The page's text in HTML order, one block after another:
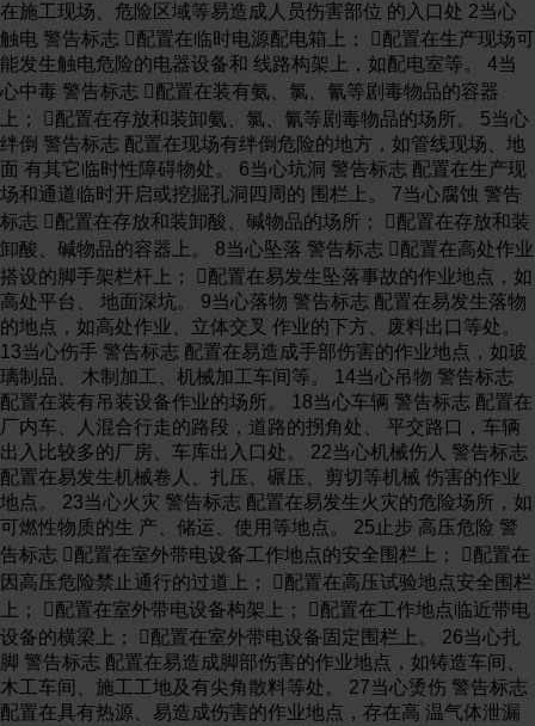
在施工现场、危险区域等易造成人员伤害部位 的入口处 2当心
触电 警告标志 配置在临时电源配电箱上； 配置在生产现场可
能发生触电危险的电器设备和 线路构架上，如配电室等。 4当
心中毒 警告标志 配置在装有氨、氯、氰等剧毒物品的容器
上； 配置在存放和装卸氨、氯、氰等剧毒物品的场所。 5当心
绊倒 警告标志 配置在现场有绊倒危险的地方，如管线现场、地
面 有其它临时性障碍物处。 6当心坑洞 警告标志 配置在生产现
场和通道临时开启或挖掘孔洞四周的 围栏上。 7当心腐蚀 警告
标志 配置在存放和装卸酸、碱物品的场所； 配置在存放和装
卸酸、碱物品的容器上。 8当心坠落 警告标志 配置在高处作业
搭设的脚手架栏杆上； 配置在易发生坠落事故的作业地点，如
高处平台、 地面深坑。 9当心落物 警告标志 配置在易发生落物
的地点，如高处作业、立体交叉 作业的下方、废料出口等处。
13当心伤手 警告标志 配置在易造成手部伤害的作业地点，如玻
璃制品、 木制加工、机械加工车间等。 14当心吊物 警告标志
配置在装有吊装设备作业的场所。 18当心车辆 警告标志 配置在
厂内车、人混合行走的路段，道路的拐角处、 平交路口，车辆
出入比较多的厂房、车库出入口处。 22当心机械伤人 警告标志
配置在易发生机械卷人、扎压、碾压、剪切等机械 伤害的作业
地点。 23当心火灾 警告标志 配置在易发生火灾的危险场所，如
可燃性物质的生 产、储运、使用等地点。 25止步 高压危险 警
告标志 配置在室外带电设备工作地点的安全围栏上； 配置在
因高压危险禁止通行的过道上； 配置在高压试验地点安全围栏
上； 配置在室外带电设备构架上； 配置在工作地点临近带电
设备的横梁上； 配置在室外带电设备固定围栏上。 26当心扎
脚 警告标志 配置在易造成脚部伤害的作业地点，如铸造车间、
木工车间、施工工地及有尖角散料等处。 27当心烫伤 警告标志
配置在具有热源、易造成伤害的作业地点，存在高 温气体泄漏